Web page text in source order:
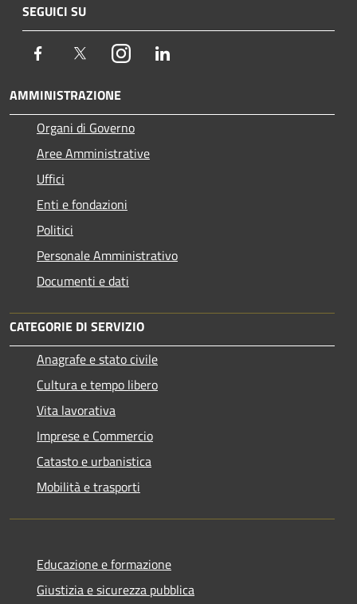
SEGUICI SU
Facebook TwitterInstagram
AMMINISTRAZIONE
Organi di Governo
Aree Amministrative
Uffici
Enti e fondazioni
Politici
Personale Amministrativo
Documenti e dati
CATEGORIE DI SERVIZIO
Anagrafe e stato civile
Cultura e tempo libero
Vita lavorativa
Imprese e Commercio
Catasto e urbanistica
Mobilità e trasporti
Educazione e formazione
Giustizia e sicurezza pubblica